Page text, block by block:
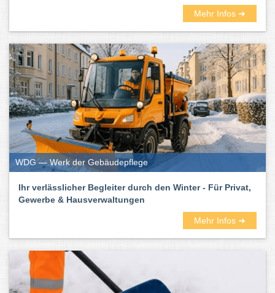
Mehr Infos ➜
WDG — Werk der Gebäudepflege
Ihr verlässlicher Begleiter durch den Winter - Für Privat,
Gewerbe & Hausverwaltungen
Mehr Infos ➜